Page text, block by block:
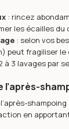
: rincez
les écailles du
: selon vos
peut fragiliser le
à 3 lavages par
l’après-
en